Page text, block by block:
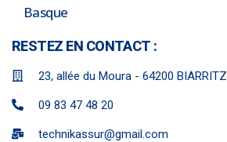
Basque
RESTEZ EN CONTACT :
23, allée du Moura - 64200 BIARRITZ
09 83 47 48 20
technikassur@gmail.com